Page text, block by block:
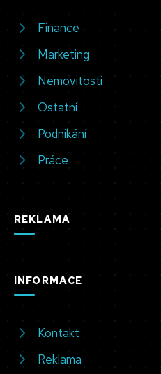
Finance
Marketing
Nemovitosti
Ostatní
Podnikání
Práce
REKLAMA
INFORMACE
Kontakt
Reklama